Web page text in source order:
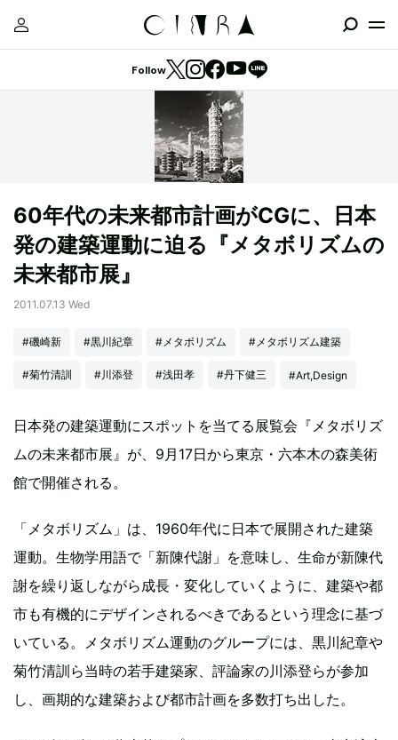
Follow
60年代の未来都市計画がCGに、日本
発の建築運動に迫る『メタボリズムの
未来都市展』
2011.07.13 Wed
#磯崎新 #黒川紀章 #メタボリズム #メタボリズム建築
#菊竹清訓 #川添登 #浅田孝 #丹下健三 #Art,Design
日本発の建築運動にスポットを当てる展覧会『メタボリズ
ムの未来都市展』が、9月17日から東京・六本木の森美術
館で開催される。
「メタボリズム」は、1960年代に日本で展開された建築
運動。生物学用語で「新陳代謝」を意味し、生命が新陳代
謝を繰り返しながら成長・変化していくように、建築や都
市も有機的にデザインされるべきであるという理念に基づ
いている。メタボリズム運動のグループには、黒川紀章や
菊竹清訓ら当時の若手建築家、評論家の川添登らが参加
し、画期的な建築および都市計画を多数打ち出した。